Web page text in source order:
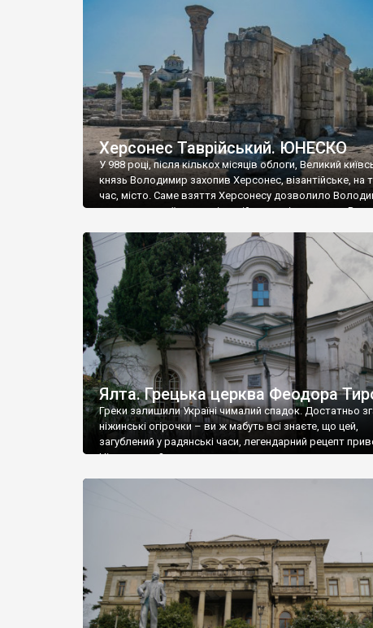
візантійської доби. Раритети викрадені з фондів
культурної спадщини ЮНЕСКО «Херсонеса
Офіційно – на виставку «Золото Візантії», але експерти
влада в Україні вважають це лише […]
Херсонес Таврійський. ЮНЕСКО
У 988 році, після кількох місяців облоги, Великий
князь Володимир захопив Херсонес, візантійське, на
час, місто. Саме взяття Херсонесу дозволило
диктувати свої умови візантійському імператору
Херсонесі Володимир-язичник, став Василем-
християнином. А потім було Хрещення Русі. На честь
Херсонесу Таврійського названо місто […]
Ялта. Грецька церква Феодора
Греки залишили Україні чималий спадок. Достатньо
ніжинські огірочки – ви ж мабуть всі знаєте, що цей,
загублений у радянські часи, легендарний рецепт
Ніжин греки?